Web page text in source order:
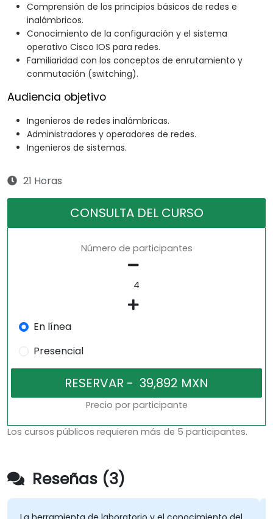
Comprensión de los principios básicos de redes e
inalámbricos.
Conocimiento de la configuración y el sistema
operativo Cisco IOS para redes.
Familiaridad con los conceptos de enrutamiento y
conmutación (switching).
Audiencia objetivo
Ingenieros de redes inalámbricas.
Administradores y operadores de redes.
Ingenieros de sistemas.
21 Horas
CONSULTA DEL CURSO
Número de participantes
En línea
Presencial
Precio por participante
Los cursos públicos requieren más de 5 participantes.
Reseñas (3)